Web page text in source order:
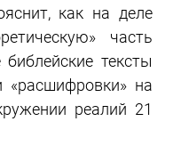
как на деле
часть
тексты
«расшифровки» на
реалий 21